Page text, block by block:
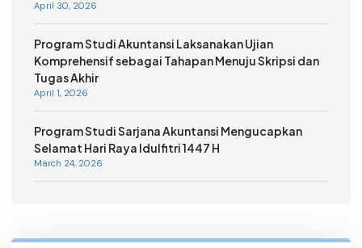
April 30, 2026
Program Studi Akuntansi Laksanakan Ujian
Komprehensif sebagai Tahapan Menuju Skripsi dan
Tugas Akhir
April 1, 2026
Program Studi Sarjana Akuntansi Mengucapkan
Selamat Hari Raya Idulfitri 1447 H
March 24, 2026